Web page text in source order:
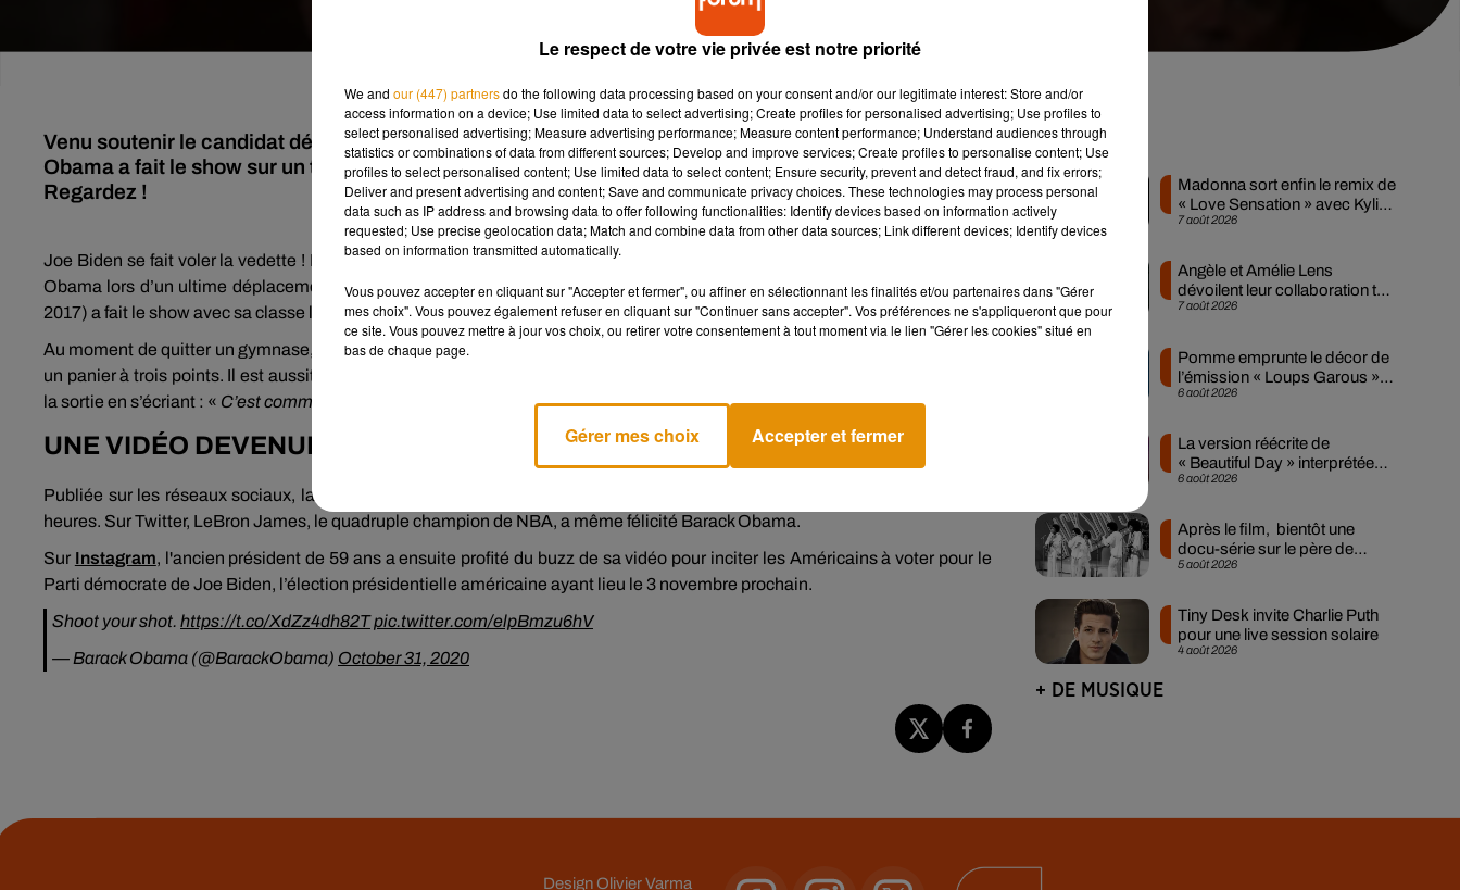
Venu soutenir le candidat démocrate Joe Biden pendant sa campagne présidentielle, Barack
Obama a fait le show sur un terrain de basket. La vidéo de la scène enflamme littéralement la toile.
Regardez !
Joe Biden se fait voler la vedette ! Le candidat démocrate à l’élection présidentielle américaine a reçu le soutien de Barack
Obama lors d’un ultime déplacement dans le Michigan. Comme à son habitude, l’ancien président des Etats-Unis (2009-
2017) a fait le show avec sa classe légendaire…
Au moment de quitter un gymnase, Barack Obama réclame un ballon de basket : il dribble sur le rebord du terrain et marque
un panier à trois points. Il est aussitôt acclamé par les quelques témoins de la scène, dont Joe Biden, et prend le chemin de
la sortie en s’écriant : « C’est comme ça que je joue, moi !
UNE VIDÉO DEVENUE VIRALE
Publiée sur les réseaux sociaux, la vidéo est rapidement devenue virale avec plus de 17 millions de vues en moins de 24
heures. Sur Twitter, LeBron James, le quadruple champion de NBA, a même félicité Barack Obama.
Sur Instagram, l'ancien président de 59 ans a ensuite profité du buzz de sa vidéo pour inciter les Américains à voter pour le
Parti démocrate de Joe Biden, l’élection présidentielle américaine ayant lieu le 3 novembre prochain.
Shoot your shot. https://t.co/XdZz4dh82Tpic.twitter.com/elpBmzu6hV
— Barack Obama (@BarackObama) October 31, 2020
Musique
7 août 2026
Madonna sort enfin le remix de
« Love Sensation » avec Kylie
Minogue
7 août 2026
Angèle et Amélie Lens
dévoilent leur collaboration tant
attendue
6 août 2026
Pomme emprunte le décor de
l’émission « Loups Garous »
pour son...
6 août 2026
La version réécrite de
« Beautiful Day » interprétée
lors des...
5 août 2026
Après le film, bientôt une
docu-série sur le père de
Michael Jackson
4 août 2026
Tiny Desk invite Charlie Puth
pour une live session solaire
+ DE MUSIQUE
DesignOlivier Varma
Le respect de votre vie privée est notre priorité
We and our (447) partnersdo the following data processing based on your consent and/or our legitimate interest: Store and/or
access information on a device; Use limited data to select advertising; Create profiles for personalised advertising; Use profiles to
select personalised advertising; Measure advertising performance; Measure content performance; Understand audiences through
statistics or combinations of data from different sources; Develop and improve services; Create profiles to personalise content; Use
profiles to select personalised content; Use limited data to select content; Ensure security, prevent and detect fraud, and fix errors;
Deliver and present advertising and content; Save and communicate privacy choices. These technologies may process personal
data such as IP address and browsing data to offer following functionalities: Identify devices based on information actively
requested; Use precise geolocation data; Match and combine data from other data sources; Link different devices; Identify devices
based on information transmitted automatically.
Vous pouvez accepter en cliquant sur "Accepter et fermer", ou affiner en sélectionnant les finalités et/ou partenaires dans "Gérer
mes choix". Vous pouvez également refuser en cliquant sur "Continuer sans accepter". Vos préférences ne s'appliqueront que pour
ce site. Vous pouvez mettre à jour vos choix, ou retirer votre consentement à tout moment via le lien "Gérer les cookies" situé en
bas de chaque page.
Gérer mes choix Accepter et fermer